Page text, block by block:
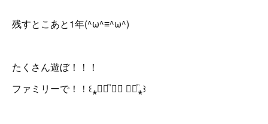
残すとこあと1年(^ω^≡^ω^)
たくさん遊ぼ！！！
ファミリーで！！꒰⁎❛⃘ͫ ⍘⃘ ❛⃘ͫ⁎꒱